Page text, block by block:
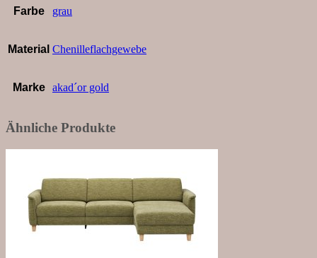
Farbe grau
Material Chenilleflachgewebe
Marke akad´or gold
Ähnliche Produkte